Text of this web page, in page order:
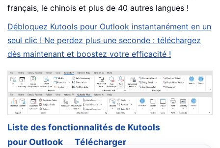
français, le chinois et plus de 40 autres langues !
Débloquez Kutools pour Outlook instantanément en un
seul clic ! Ne perdez plus une seconde : téléchargez
dès maintenant et boostez votre efficacité !
Liste des fonctionnalités de Kutools
pour Outlook
Télécharger